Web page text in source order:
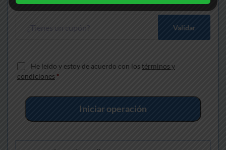
Validar
He leído y estoy de acuerdo con lostérminos y
condiciones*
Iniciar operación